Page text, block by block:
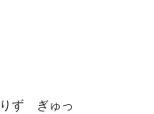
ず ぎゅっ